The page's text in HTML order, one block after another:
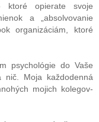
ktoré opierate svoje
a „absolvovanie
organizáciám, ktoré
psychológie do Vaše
nič. Moja každodenná
mojich kolegov-